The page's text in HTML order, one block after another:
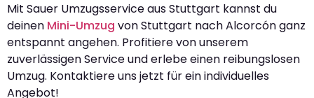
Mit Sauer Umzugsservice aus Stuttgart kannst du
deinen Mini-Umzug von Stuttgart nach Alcorcón ganz
entspannt angehen. Profitiere von unserem
zuverlässigen Service und erlebe einen reibungslosen
Umzug. Kontaktiere uns jetzt für ein individuelles
Angebot!